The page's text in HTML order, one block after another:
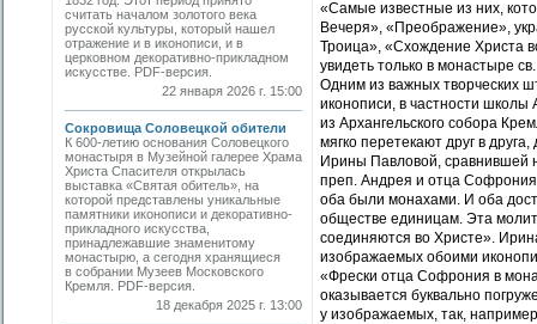
считать началом золотого века
русской культуры, который нашел
отражение и в иконописи, и в
церковном декоративно-прикладном
искусстве. PDF-версия.
22 января 2026 г. 15:00
Сокровища Соловецкой обители
К 600-летию основания Соловецкого
монастыря в Музейной галерее Храма
Христа Спасителя открылась
выставка «Святая обитель», на
которой представлены уникальные
памятники иконописи и декоративно-
прикладного искусства,
принадлежавшие знаменитому
монастырю, а сегодня хранящиеся
в собрании Музеев Московского
Кремля. PDF-версия.
18 декабря 2025 г. 13:00
«Самые известные из них,
Вечеря», «Преображение»,
Троица», «Схождение Христа
увидеть только в монастыре
Одним из важных творческих
иконописи, в частности
из Архангельского собора
мягко перетекают друг в
Ирины Павловой, сравнившей
преп. Андрея и отца Софрония
оба были монахами. И оба
обществе единицам. Эта
соединяются во Христе».
изображаемых обоими
«Фрески отца Софрония в
оказывается буквально
у изображаемых, так,